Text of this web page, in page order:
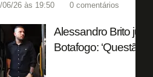
06/26 às 19:50 0 comentários
Alessandro Brito
Botafogo: ‘Questão